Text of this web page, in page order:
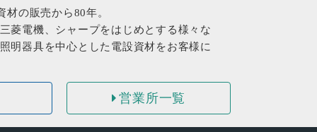
材の販売から80年。
菱電機、シャープをはじめとする様々な
明器具を中心とした電設資材をお客様に
営業所一覧